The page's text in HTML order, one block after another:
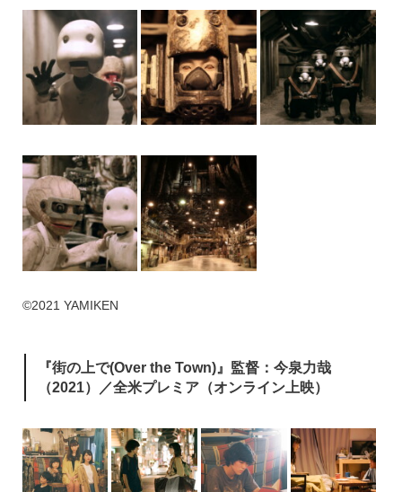
©2021 YAMIKEN
『街の上で(Over the Town)』監督：今泉力哉
（2021）／全米プレミア（オンライン上映）